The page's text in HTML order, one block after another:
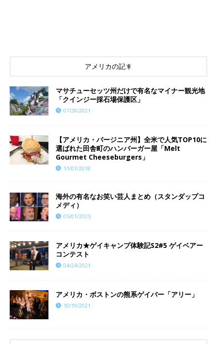
アメリカの記事
マサチューセッツ州だけで有名なマイナー観光地
「クインジー採石場保護区」
07/28/2021
【アメリカ・バージニア州】全米で人気TOP10に
選ばれた田舎町のハンバーガー屋「Melt
Gourmet Cheeseburgers」
11/01/2018
海外の有名なお笑い芸人まとめ（スタンダップコ
メディ）
05/01/2025
アメリカ★ゲイキャンプ体験記S2#5 ゲイベアー
コンテスト
04/24/2021
アメリカ・ボストンの熊系ゲイバー「アリー」
10/19/2021